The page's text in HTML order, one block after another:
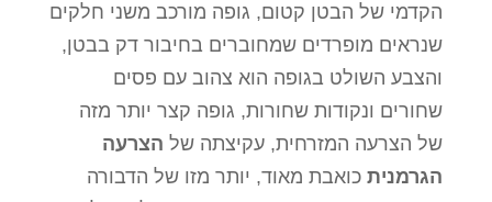
הקדמי של הבטן קטום, גופה מורכב משני חלקים
שנראים מופרדים שמחוברים בחיבור דק בבטן,
והצבע השולט בגופה הוא צהוב עם פסים
שחורים ונקודות שחורות, גופה קצר יותר מזה
של הצרעה המזרחית, עקיצתה של הצרעה
הגרמניתכואבת מאוד, יותר מזו של הדבורה